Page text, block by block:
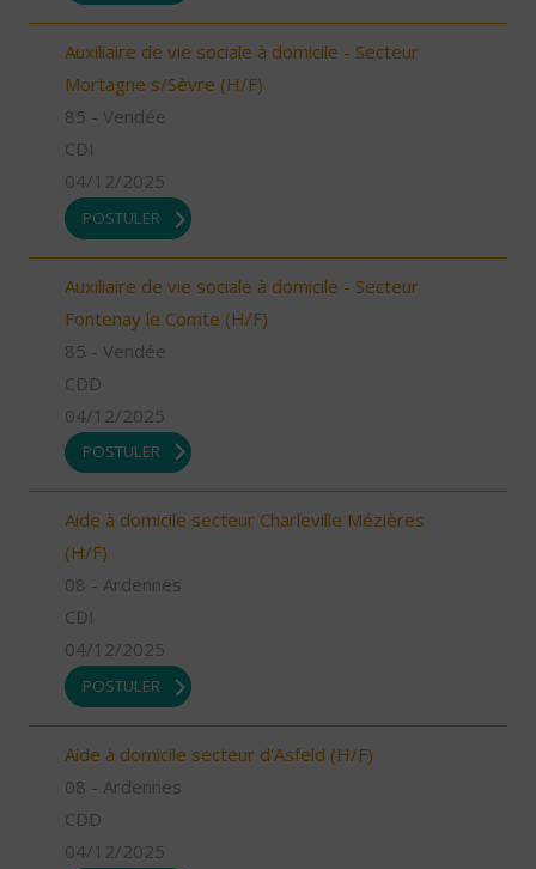
Auxiliaire de vie sociale à domicile - Secteur
Mortagne s/Sèvre (H/F)
85 - Vendée
CDI
04/12/2025
POSTULER
Auxiliaire de vie sociale à domicile - Secteur
Fontenay le Comte (H/F)
85 - Vendée
CDD
04/12/2025
POSTULER
Aide à domicile secteur Charleville Mézières
(H/F)
08 - Ardennes
CDI
04/12/2025
POSTULER
Aide à domicile secteur d'Asfeld (H/F)
08 - Ardennes
CDD
04/12/2025